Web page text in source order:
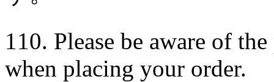
110. Please be aware of
when placing your order.